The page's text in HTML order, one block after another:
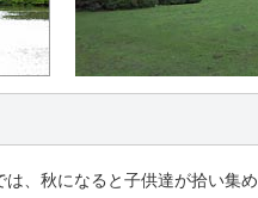
、秋になると子供達が拾い集